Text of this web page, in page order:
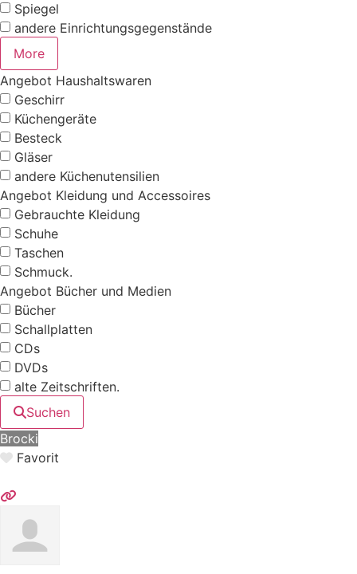
Spiegel
andere Einrichtungsgegenstände
More
Angebot Haushaltswaren
Geschirr
Küchengeräte
Besteck
Gläser
andere Küchenutensilien
Angebot Kleidung und Accessoires
Gebrauchte Kleidung
Schuhe
Taschen
Schmuck.
Angebot Bücher und Medien
Bücher
Schallplatten
CDs
DVDs
alte Zeitschriften.
Suchen
Brocki
Favorit